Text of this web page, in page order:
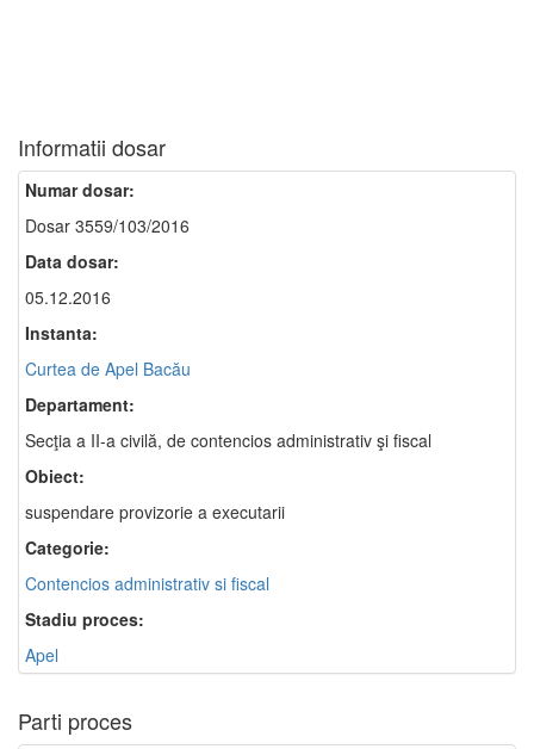
Informatii dosar
Numar dosar:
Dosar 3559/103/2016
Data dosar:
05.12.2016
Instanta:
Curtea de Apel Bacău
Departament:
Secţia a II-a civilă, de contencios administrativ şi fiscal
Obiect:
suspendare provizorie a executarii
Categorie:
Contencios administrativ si fiscal
Stadiu proces:
Apel
Parti proces